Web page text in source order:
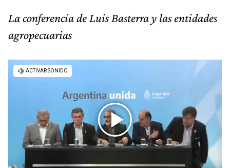
La conferencia de Luis Basterra y las entidades
agropecuarias